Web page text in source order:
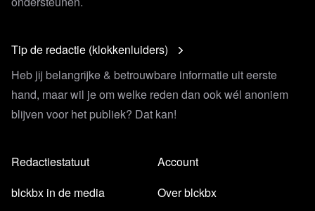
Tip de redactie (klokkenluiders)
Heb jij belangrijke & betrouwbare informatie uit eerste
hand, maar wil je om welke reden dan ook wél anoniem
blijven voor het publiek? Dat kan!
Redactiestatuut
blckbx in de media
Account
Over blckbx